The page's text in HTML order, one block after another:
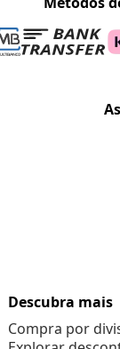
Descubra mais
Compra por